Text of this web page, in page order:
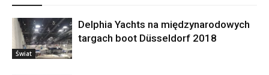
Świat
Delphia Yachts na międzynarodowych
targach boot Düsseldorf 2018